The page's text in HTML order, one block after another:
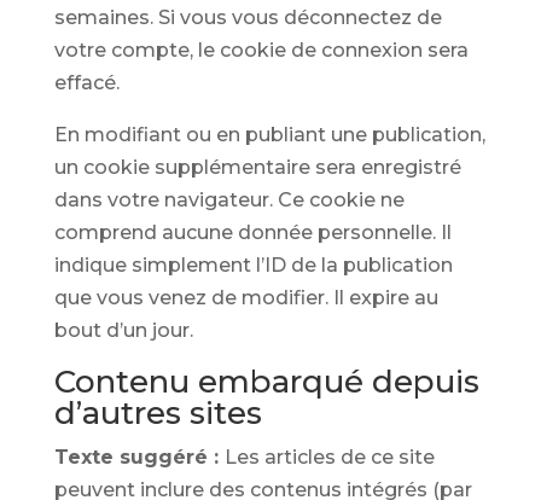
semaines. Si vous vous déconnectez de
votre compte, le cookie de connexion sera
effacé.
En modifiant ou en publiant une publication,
un cookie supplémentaire sera enregistré
dans votre navigateur. Ce cookie ne
comprend aucune donnée personnelle. Il
indique simplement l’ID de la publication
que vous venez de modifier. Il expire au
bout d’un jour.
Contenu embarqué depuis
d’autres sites
Texte suggéré : Les articles de ce site
peuvent inclure des contenus intégrés (par